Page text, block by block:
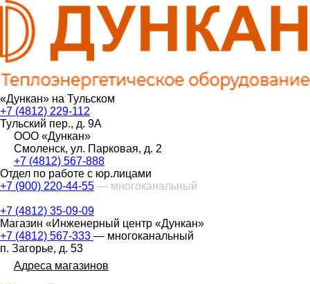
«Дункан» на Тульском
+7 (4812) 229-112
Тульский пер., д. 9А
ООО «Дункан»
Смоленск, ул. Парковая, д. 2
+7 (4812) 567-888
Отдел по работе с юр.лицами
+7 (900) 220-44-55 — многоканальный
+7 (4812) 35-09-09
Магазин «Инженерный центр «Дункан»
+7 (4812) 567-333 — многоканальный
п. Загорье, д. 53
Адреса магазинов